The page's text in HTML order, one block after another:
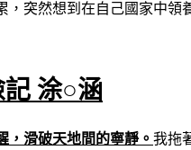
，突然想到在自己國家中領
涂○涵
，滑破天地間的寧靜。 我拖